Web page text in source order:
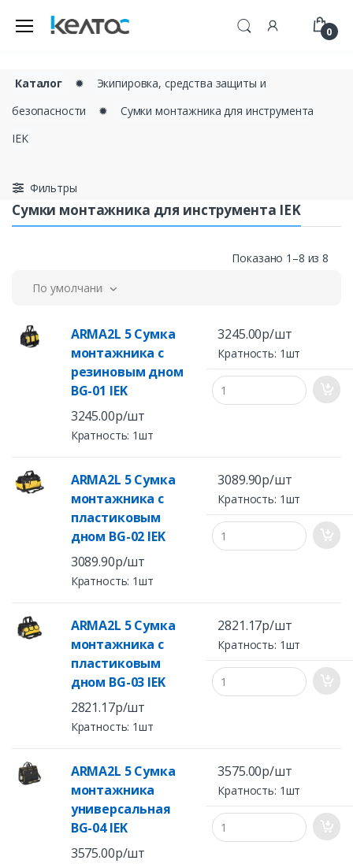
0
Каталог ✹
Экипировка, средства защиты и
безопасности
✹
Сумки монтажника для инструмента
IEK
Фильтры
Сумки монтажника для инструмента IEK
Показано 1–8 из 8
По умолчанию
ARMA2L 5 Сумка
монтажника с
резиновым дном
BG-01 IEK
3245.00р/шт
Кратность: 1шт
3245.00р/шт
Кратность: 1шт
ARMA2L 5 Сумка
монтажника с
пластиковым
дном BG-02 IEK
3089.90р/шт
Кратность: 1шт
3089.90р/шт
Кратность: 1шт
ARMA2L 5 Сумка
монтажника с
пластиковым
дном BG-03 IEK
2821.17р/шт
Кратность: 1шт
2821.17р/шт
Кратность: 1шт
ARMA2L 5 Сумка
монтажника
универсальная
BG-04 IEK
3575.00р/шт
3575.00р/шт
Кратность: 1шт